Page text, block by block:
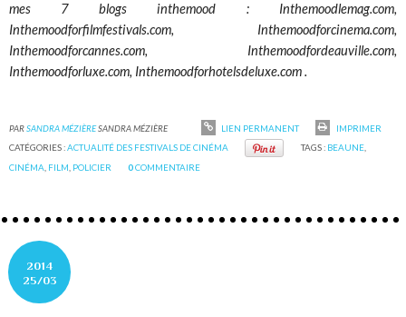
mes 7 blogs inthemood : Inthemoodlemag.com,
Inthemoodforfilmfestivals.com, Inthemoodforcinema.com,
Inthemoodforcannes.com, Inthemoodfordeauville.com,
Inthemoodforluxe.com, Inthemoodforhotelsdeluxe.com .
PARSANDRA MÉZIÈRESANDRA MÉZIÈRE LIEN PERMANENT
IMPRIMER
CATÉGORIES :ACTUALITÉ DES FESTIVALS DE CINÉMA TAGS : BEAUNE,
CINÉMA FILM POLICIER 0COMMENTAIRE
2014
25/03